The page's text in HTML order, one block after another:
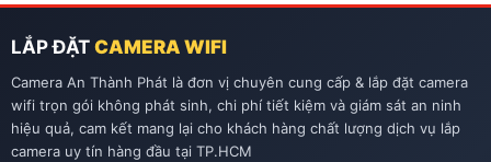
LẮP ĐẶT CAMERA WIFI
Camera An Thành Phát là đơn vị chuyên cung cấp & lắp đặt camera
wifi trọn gói không phát sinh, chi phí tiết kiệm và giám sát an ninh
hiệu quả, cam kết mang lại cho khách hàng chất lượng dịch vụ lắp
camera uy tín hàng đầu tại TP.HCM